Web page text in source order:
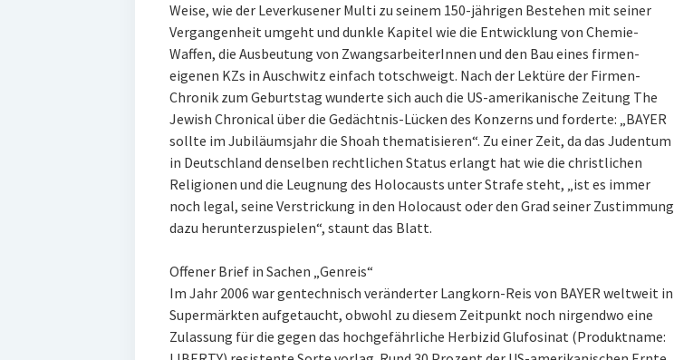
Weise, wie der Leverkusener Multi zu seinem 150-jährigen Bestehen mit seiner
Vergangenheit umgeht und dunkle Kapitel wie die Entwicklung von Chemie-
Waffen, die Ausbeutung von ZwangsarbeiterInnen und den Bau eines firmen-
eigenen KZs in Auschwitz einfach totschweigt. Nach der Lektüre der Firmen-
Chronik zum Geburtstag wunderte sich auch die US-amerikanische Zeitung The
Jewish Chronical über die Gedächtnis-Lücken des Konzerns und forderte: „BAYER
sollte im Jubiläumsjahr die Shoah thematisieren“. Zu einer Zeit, da das Judentum
in Deutschland denselben rechtlichen Status erlangt hat wie die christlichen
Religionen und die Leugnung des Holocausts unter Strafe steht, „ist es immer
noch legal, seine Verstrickung in den Holocaust oder den Grad seiner Zustimmung
dazu herunterzuspielen“, staunt das Blatt.
Offener Brief in Sachen „Genreis“
Im Jahr 2006 war gentechnisch veränderter Langkorn-Reis von BAYER weltweit in
Supermärkten aufgetaucht, obwohl zu diesem Zeitpunkt noch nirgendwo eine
Zulassung für die gegen das hochgefährliche Herbizid Glufosinat (Produktname: